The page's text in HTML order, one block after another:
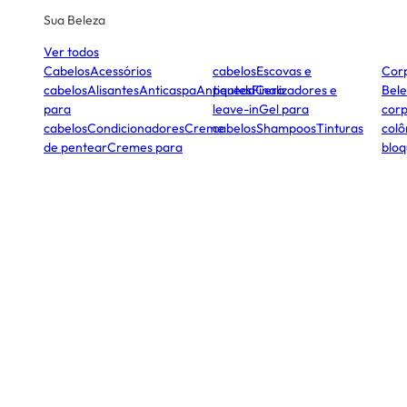
Sua Beleza
Ver todos
CabelosAcessórios
cabelosAlisantesAnticaspaAntiquedaCera
para
cabelosCondicionadoresCreme
de pentearCremes para
cabelosEscovas e
pentesFinalizadores e
leave-inGel para
cabelosShampoosTinturas